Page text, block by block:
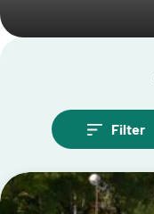
Filter